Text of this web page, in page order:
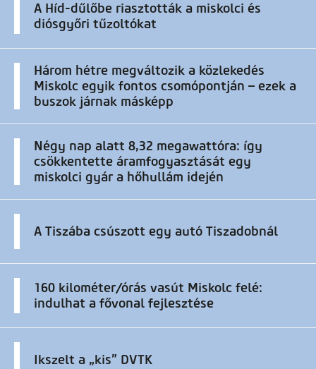
A Híd-dűlőbe riasztották a miskolci és
diósgyőri tűzoltókat
Három hétre megváltozik a közlekedés
Miskolc egyik fontos csomópontján – ezek a
buszok járnak másképp
Négy nap alatt 8,32 megawattóra: így
csökkentette áramfogyasztását egy
miskolci gyár a hőhullám idején
A Tiszába csúszott egy autó Tiszadobnál
160 kilométer/órás vasút Miskolc felé:
indulhat a fővonal fejlesztése
Ikszelt a „kis” DVTK